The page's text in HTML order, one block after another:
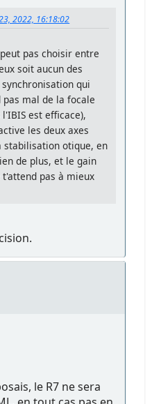
2022, 16:18:02
pas choisir entre
soit aucun des
synchronisation qui
mal de la focale
est efficace),
les deux axes
stabilisation otique, en
de plus, et le gain
pas à mieux
le R7 ne sera